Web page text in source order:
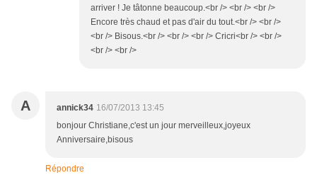
arriver ! Je tâtonne beaucoup.<br /> <br /> <br />
Encore très chaud et pas d'air du tout.<br /> <br />
<br /> Bisous.<br /> <br /> <br /> Cricri<br /> <br />
<br /> <br />
A annick34 16/07/2013 13:45
bonjour Christiane,c'est un jour merveilleux,joyeux
Anniversaire,bisous
Répondre